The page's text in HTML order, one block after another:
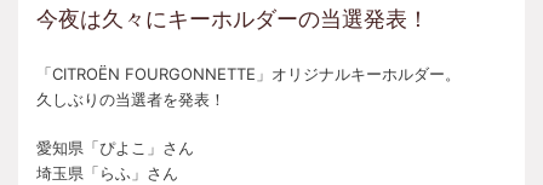
今夜は久々にキーホルダーの当選発表！
「CITROËN FOURGONNETTE」オリジナルキーホルダー。
久しぶりの当選者を発表！
愛知県「ぴよこ」さん
埼玉県「らふ」さん